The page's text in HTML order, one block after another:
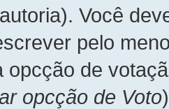
Você
pelo
opcção de
opcção de Voto